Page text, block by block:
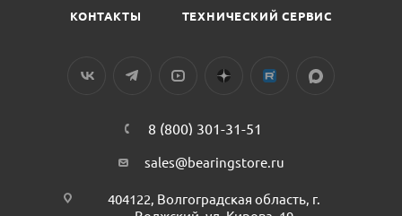
КОНТАКТЫ ТЕХНИЧЕСКИЙ СЕРВИС
8 (800) 301-31-51
sales@bearingstore.ru
404122, Волгоградская область, г.